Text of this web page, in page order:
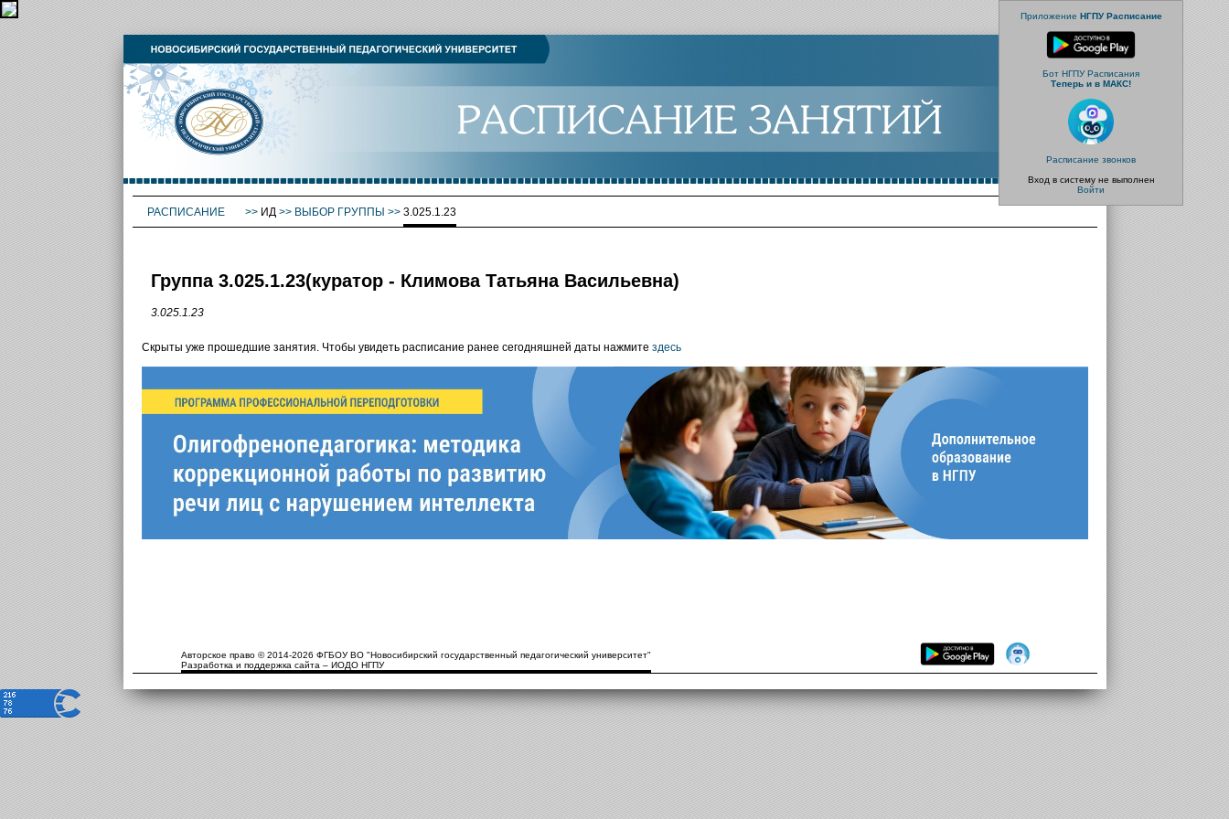
Приложение НГПУ Расписание
Бот НГПУ Расписания
Теперь и в МАКС!
Расписание звонков
Вход в систему не выполнен
Войти
РАСПИСАНИЕ >> ИД>> ВЫБОР ГРУППЫ >> 3.025.1.23
Группа 3.025.1.23(куратор - Климова Татьяна Васильевна)
3.025.1.23
Скрыты уже прошедшие занятия. Чтобы увидеть расписание ранее сегодняшней даты нажмите здесь
Авторское право © 2014-2026 ФГБОУ ВО "Новосибирский государственный педагогический университет"
Разработка и поддержка сайта – ИОДО НГПУ